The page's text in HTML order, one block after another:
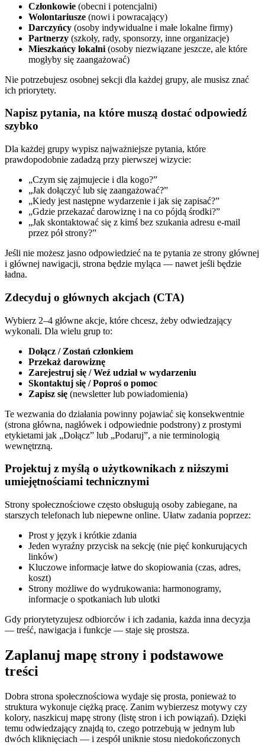
Członkowie (obecni i potencjalni)
Wolontariusze (nowi i powracający)
Darczyńcy (osoby indywidualne i małe lokalne firmy)
Partnerzy (szkoły, rady, sponsorzy, inne organizacje)
Mieszkańcy lokalni (osoby niezwiązane jeszcze, ale które
mogłyby się zaangażować)
Nie potrzebujesz osobnej sekcji dla każdej grupy, ale musisz znać
ich priorytety.
Napisz pytania, na które muszą dostać odpowiedź
szybko
Dla każdej grupy wypisz najważniejsze pytania, które
prawdopodobnie zadadzą przy pierwszej wizycie:
„Czym się zajmujecie i dla kogo?”
„Jak dołączyć lub się zaangażować?”
„Kiedy jest następne wydarzenie i jak się zapisać?”
„Gdzie przekazać darowiznę i na co pójdą środki?”
„Jak skontaktować się z kimś bez szukania adresu e-mail
przez pół strony?”
Jeśli nie możesz jasno odpowiedzieć na te pytania ze strony głównej
i głównej nawigacji, strona będzie myląca — nawet jeśli będzie
ładna.
Zdecyduj o głównych akcjach (CTA)
Wybierz 2–4 główne akcje, które chcesz, żeby odwiedzający
wykonali. Dla wielu grup to:
Dołącz / Zostań członkiem
Przekaż darowiznę
Zarejestruj się / Weź udział w wydarzeniu
Skontaktuj się / Poproś o pomoc
Zapisz się (newsletter lub powiadomienia)
Te wezwania do działania powinny pojawiać się konsekwentnie
(strona główna, nagłówek i odpowiednie podstrony) z prostymi
etykietami jak „Dołącz” lub „Podaruj”, a nie terminologią
wewnętrzną.
Projektuj z myślą o użytkownikach z niższymi
umiejętnościami technicznymi
Strony społecznościowe często obsługują osoby zabiegane, na
starszych telefonach lub niepewne online. Ułatw zadania poprzez:
Prost y język i krótkie zdania
Jeden wyraźny przycisk na sekcję (nie pięć konkurujących
linków)
Kluczowe informacje łatwe do skopiowania (czas, adres,
koszt)
Strony możliwe do wydrukowania: harmonogramy,
informacje o spotkaniach lub ulotki
Gdy priorytetyzujesz odbiorców i ich zadania, każda inna decyzja
— treść, nawigacja i funkcje — staje się prostsza.
Zaplanuj mapę strony i podstawowe
treści
Dobra strona społecznościowa wydaje się prosta, ponieważ to
struktura wykonuje ciężką pracę. Zanim wybierzesz motywy czy
kolory, naszkicuj mapę strony (listę stron i ich powiązań). Dzięki
temu odwiedzający znajdą to, czego potrzebują w jednym lub
dwóch kliknięciach — i zespół uniknie stosu niedokończonych